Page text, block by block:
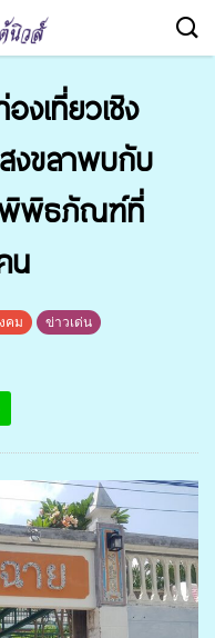
งเที่ยวเชิง
งขลาพบกับ
พิพิธภัณฑ์ที่
น
คม ข่าวเด่น